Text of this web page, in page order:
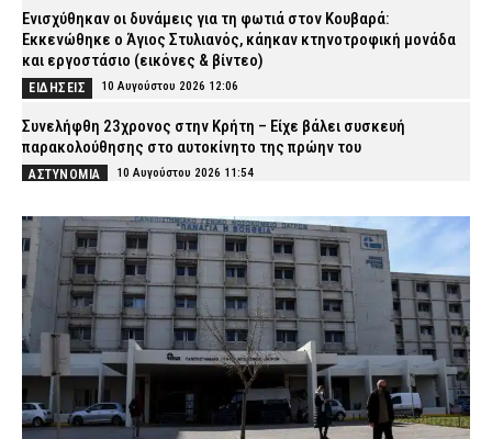
Ενισχύθηκαν οι δυνάμεις για τη φωτιά στον Κουβαρά:
Εκκενώθηκε ο Άγιος Στυλιανός, κάηκαν κτηνοτροφική μονάδα
και εργοστάσιο (εικόνες & βίντεο)
ΕΙΔΗΣΕΙΣ 10 Αυγούστου 2026 12:06
Συνελήφθη 23χρονος στην Κρήτη – Είχε βάλει συσκευή
παρακολούθησης στο αυτοκίνητο της πρώην του
ΑΣΤΥΝΟΜΙΑ 10 Αυγούστου 2026 11:54
Κατερίνη: 74χρονη ανασύρθηκε νεκρή από τη θάλασσα
ΕΙΔΗΣΕΙΣ 10 Αυγούστου 2026 11:40
Μήλος: Στον εισαγγελέα ο πιλότος και ο ιδιοκτήτης του
ελικοπτέρου που προσγειώθηκε με τουρίστες στο Σαρακήνικο
ΔΙΚΑΙΟΣΥΝΗ 10 Αυγούστου 2026 11:27
Βύρωνας: Διαρρήκτες έριξαν οξύ στις κλειδαριές για να μπουν
σε διαμερίσματα (βίντεο)
ΑΣΤΥΝΟΜΙΑ 10 Αυγούστου 2026 11:15